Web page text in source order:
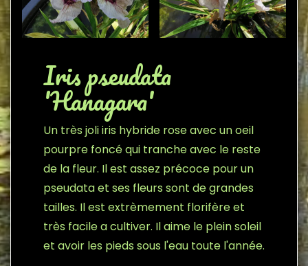
Iris pseudata
'Hanagara'
Un très joli iris hybride rose avec un oeil
pourpre foncé qui tranche avec le reste
de la fleur. Il est assez précoce pour un
pseudata et ses fleurs sont de grandes
tailles. Il est extrèmement florifère et
très facile a cultiver. Il aime le plein soleil
et avoir les pieds sous l'eau toute l'année.